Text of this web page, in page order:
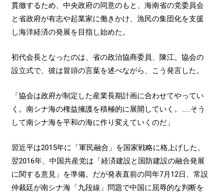
貫徹するため、中央政府の同意のもと、海南省の党委員会
と省政府が有志や起業家に働きかけ、漁民の集団化を支援
し海洋経済の発展を目指し始めた。
初代会長となったのは、省の政治協商委員、陳江。協会の
設立式で、彼は冒頭の言葉を述べながら、こう発言した。
「協会は政府が制定した産業長期計画に合わせてやってい
く。南シナ海の権益擁護を積極的に展開していく。……そう
して南シナ海を平和の海に作り変えていくのだ」
習近平は2015年に「軍民融合」を国家戦略に格上げした。
翌2016年、中国共産党は「経済建設と国防建設の融合発展
に関する意見」を準備。だが発表直前の同年7月12日、常設
仲裁廷が南シナ海「九段線」問題で中国に屈辱的な判断を